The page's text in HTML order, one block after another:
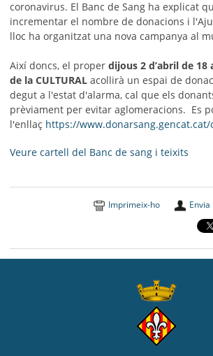
coronavirus. El Banc de Sang ha explicat
incrementar el nombre de donacions i
lloc ha organitzat una nova campanya al
Així doncs, el properdijous 2 d’abril de 18
de la CULTURAL acollirà un espai de
degut a l'estat d'alarma, cal que els
prèviament per evitar aglomeracions. Es
l'enllaç https://
Veure cartell del Banc de sang i teixits
Imprimeix-ho Envia